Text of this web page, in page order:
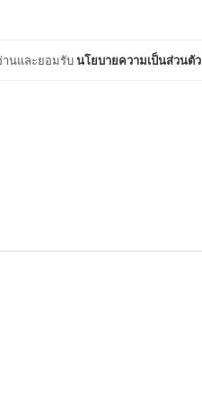
านและยอมรับนโยบายความเป็นส่วนตัว